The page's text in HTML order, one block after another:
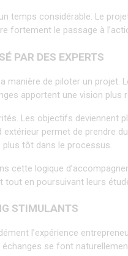
temps considérable. Le
fortement le passage à
PAR DES EXPERTS
manière de piloter un projet.
apportent une vision plus
Les objectifs deviennent
extérieur permet de prendre
plus tôt dans le processus.
cette logique
tout en poursuivant leurs
STIMULANTS
l’expérience
se font